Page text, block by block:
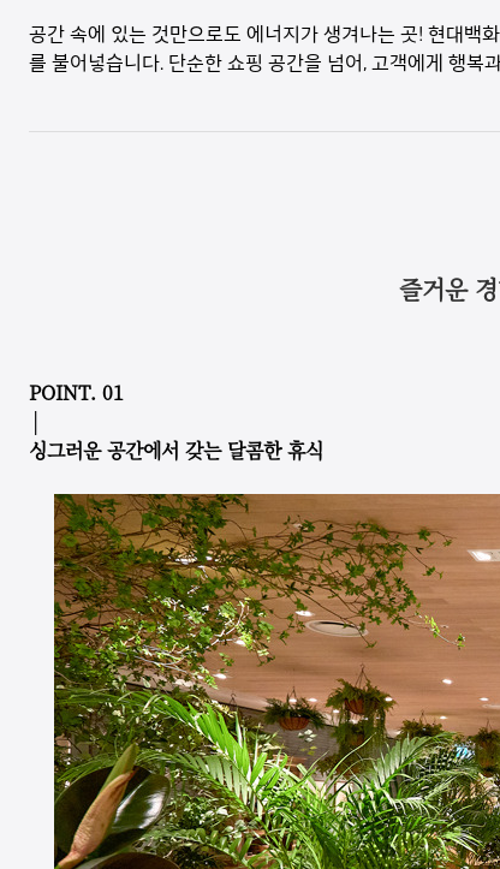
공간 속에 있는 것만으로도 에너지가 생겨나는 곳! 현대백
를 불어넣습니다. 단순한 쇼핑 공간을 넘어, 고객에게 행
즐거운
POINT. 01
싱그러운 공간에서 갖는 달콤한 휴식